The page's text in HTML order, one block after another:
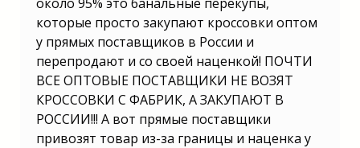
которые просто закупают кроссовки оптом
у прямых поставщиков в России и
перепродают и со своей наценкой! ПОЧТИ
ВСЕ ОПТОВЫЕ ПОСТАВЩИКИ НЕ ВОЗЯТ
КРОССОВКИ С ФАБРИК, А ЗАКУПАЮТ В
РОССИИ!!! А вот прямые поставщики
привозят товар из-за границы и наценка у